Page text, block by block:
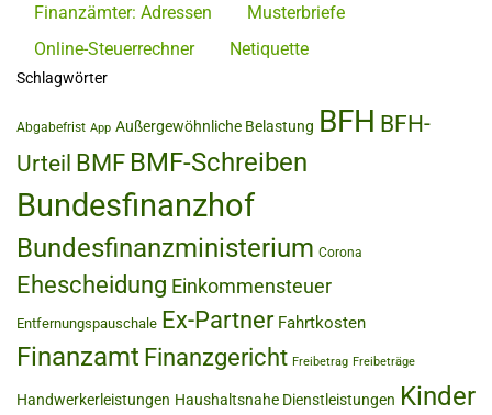
Finanzämter: Adressen
Musterbriefe
Online-Steuerrechner
Netiquette
Schlagwörter
Abgabefrist App Außergewöhnliche Belastung BFH BFH-
Urteil BMF BMF-Schreiben
Bundesfinanzhof
Bundesfinanzministerium Corona
Ehescheidung Einkommensteuer
Entfernungspauschale Ex-Partner Fahrtkosten
Finanzamt Finanzgericht Freibetrag Freibeträge
Handwerkerleistungen Haushaltsnahe Dienstleistungen Kinder